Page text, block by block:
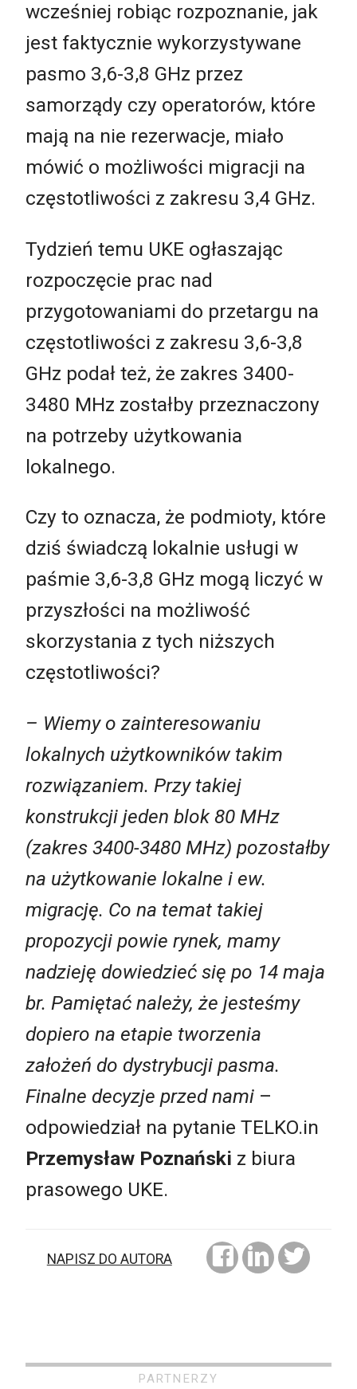
wcześniej robiąc rozpoznanie, jak
jest faktycznie wykorzystywane
pasmo 3,6-3,8 GHz przez
samorządy czy operatorów, które
mają na nie rezerwacje, miało
mówić o możliwości migracji na
częstotliwości z zakresu 3,4 GHz.
Tydzień temu UKE ogłaszając
rozpoczęcie prac nad
przygotowaniami do przetargu na
częstotliwości z zakresu 3,6-3,8
GHz podał też, że zakres 3400-
3480 MHz zostałby przeznaczony
na potrzeby użytkowania
lokalnego.
Czy to oznacza, że podmioty, które
dziś świadczą lokalnie usługi w
paśmie 3,6-3,8 GHz mogą liczyć w
przyszłości na możliwość
skorzystania z tych niższych
częstotliwości?
– Wiemy o zainteresowaniu
lokalnych użytkowników takim
rozwiązaniem. Przy takiej
konstrukcji jeden blok 80 MHz
(zakres 3400-3480 MHz) pozostałby
na użytkowanie lokalne i ew.
migrację. Co na temat takiej
propozycji powie rynek, mamy
nadzieję dowiedzieć się po 14 maja
br. Pamiętać należy, że jesteśmy
dopiero na etapie tworzenia
założeń do dystrybucji pasma.
Finalne decyzje przed nami –
odpowiedział na pytanie TELKO.in
Przemysław Poznański z biura
prasowego UKE.
NAPISZ DO AUTORA
PARTNERZY